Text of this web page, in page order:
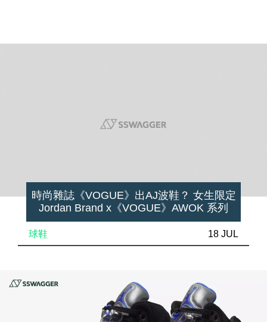
時尚雜誌《VOGUE》出AJ波鞋？ 女生限定
Jordan Brand x《VOGUE》AWOK 系列
球鞋 18 JUL